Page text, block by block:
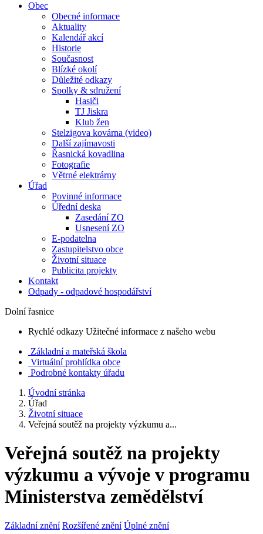
Obec
Obecné informace
Aktuality
Kalendář akcí
Historie
Současnost
Blízké okolí
Důležité odkazy
Spolky & sdružení
Hasiči
TJ Jiskra
Klub žen
Stelzigova kovárna (video)
Další zajímavosti
Řasnická kovadlina
Fotografie
Větrné elektrárny
Úřad
Povinné informace
Úřední deska
Zasedání ZO
Usnesení ZO
E-podatelna
Zastupitelstvo obce
Životní situace
Publicita projekty
Kontakt
Odpady - odpadové hospodářství
Dolní řasnice
Rychlé odkazy Užitečné informace z našeho webu
Základní a mateřská škola
Virtuální prohlídka obce
Podrobné kontakty úřadu
Úvodní stránka
Úřad
Životní situace
Veřejná soutěž na projekty výzkumu a...
Veřejná soutěž na projekty
výzkumu a vývoje v programu
Ministerstva zemědělství
Základní znění Rozšířené znění Úplné znění